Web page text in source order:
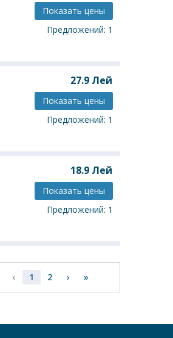
Показать цены
Предложений: 1
27.9 Лей
Показать цены
Предложений: 1
18.9 Лей
Показать цены
Предложений: 1
‹ 1 2 › »